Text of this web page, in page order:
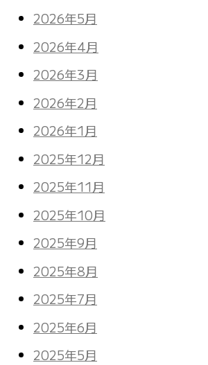
2026年5月
2026年4月
2026年3月
2026年2月
2026年1月
2025年12月
2025年11月
2025年10月
2025年9月
2025年8月
2025年7月
2025年6月
2025年5月